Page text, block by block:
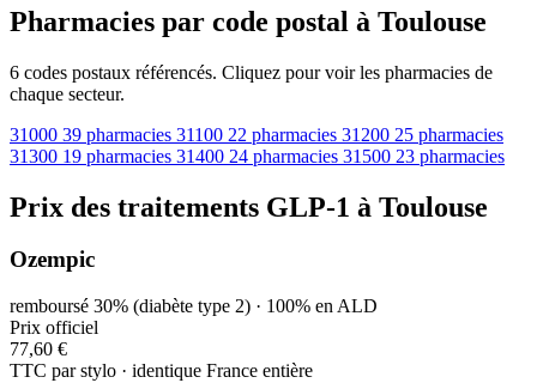
Pharmacies par code postal à Toulouse
6 codes postaux référencés. Cliquez pour voir les pharmacies de
chaque secteur.
31000 39 pharmacies 31100 22 pharmacies 31200 25 pharmacies
31300 19 pharmacies 31400 24 pharmacies 31500 23 pharmacies
Prix des traitements GLP-1 à Toulouse
Ozempic
remboursé 30% (diabète type 2) · 100% en ALD
Prix officiel
77,60 €
TTC par stylo · identique France entière